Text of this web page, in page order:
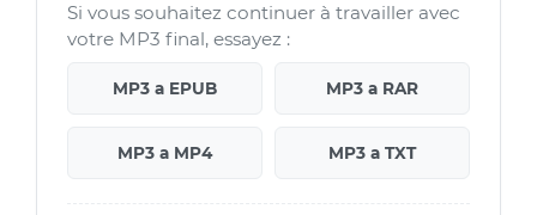
Si vous souhaitez continuer à travailler avec
votre MP3 final, essayez :
MP3 a EPUB MP3 a RAR
MP3 a MP4 MP3 a TXT